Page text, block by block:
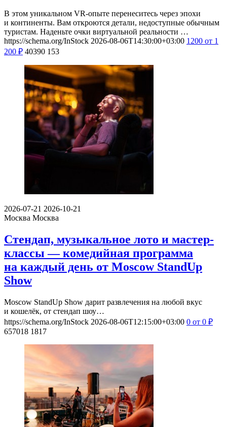
В этом уникальном VR-опыте перенеситесь через эпохи
и континенты. Вам откроются детали, недоступные обычным
туристам. Наденьте очки виртуальной реальности …
https://schema.org/InStock 2026-08-06T14:30:00+03:00 1200 от 1
200 ₽ 40390 153
2026-07-21 2026-10-21
Москва Москва
Стендап, музыкальное лото и мастер-
классы — комедийная программа
на каждый день от Moscow StandUp
Show
Moscow StandUp Show дарит развлечения на любой вкус
и кошелёк, от стендап шоу…
https://schema.org/InStock 2026-08-06T12:15:00+03:00 0 от 0 ₽
657018 1817